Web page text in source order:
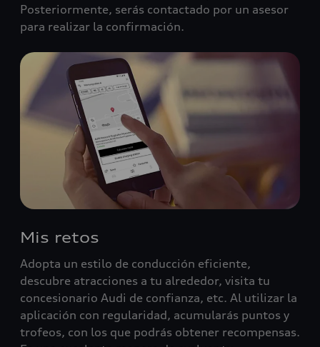
Posteriormente, serás contactado por un asesor
para realizar la confirmación.
Mis retos
Adopta un estilo de conducción eficiente,
descubre atracciones a tu alrededor, visita tu
concesionario Audi de confianza, etc. Al utilizar la
aplicación con regularidad, acumularás puntos y
trofeos, con los que podrás obtener recompensas.